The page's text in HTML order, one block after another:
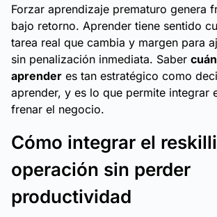
Forzar aprendizaje prematuro genera
bajo retorno. Aprender tiene sentido
tarea real que cambia y margen para
sin penalización inmediata. Saber
aprender es tan estratégico como
aprender, y es lo que permite integrar
frenar el negocio.
Cómo integrar el
operación sin perder
productividad